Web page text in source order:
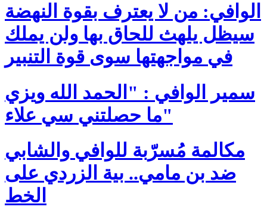
الوافي: من لا يعترف بقوة النهضة
سيظل يلهث للحاق بها ولن يملك
في مواجهتها سوى قوة التنبير
سمير الوافي : "الحمد الله ويزي
ما حصلتني سي علاء"
مكالمة مُسرّبة للوافي والشابي
ضد بن مامي.. بية الزردي على
الخط